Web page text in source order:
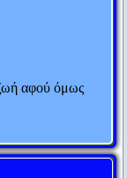
αφού όμως
100
τους
αυτό ποσό:
όλους τους
“